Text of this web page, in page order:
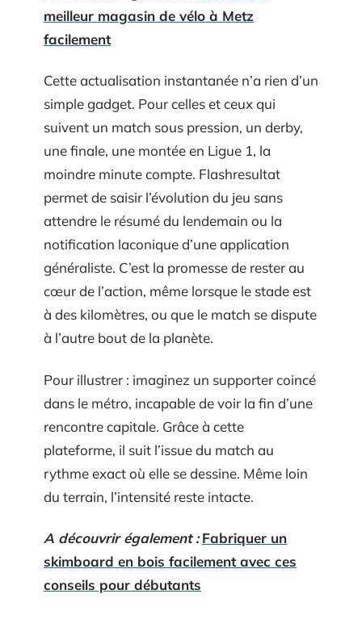
meilleur magasin de vélo à Metz
facilement
Cette actualisation instantanée n’a rien d’un
simple gadget. Pour celles et ceux qui
suivent un match sous pression, un derby,
une finale, une montée en Ligue 1, la
moindre minute compte. Flashresultat
permet de saisir l’évolution du jeu sans
attendre le résumé du lendemain ou la
notification laconique d’une application
généraliste. C’est la promesse de rester au
cœur de l’action, même lorsque le stade est
à des kilomètres, ou que le match se dispute
à l’autre bout de la planète.
Pour illustrer : imaginez un supporter coincé
dans le métro, incapable de voir la fin d’une
rencontre capitale. Grâce à cette
plateforme, il suit l’issue du match au
rythme exact où elle se dessine. Même loin
du terrain, l’intensité reste intacte.
A découvrir également : Fabriquer un
skimboard en bois facilement avec ces
conseils pour débutants